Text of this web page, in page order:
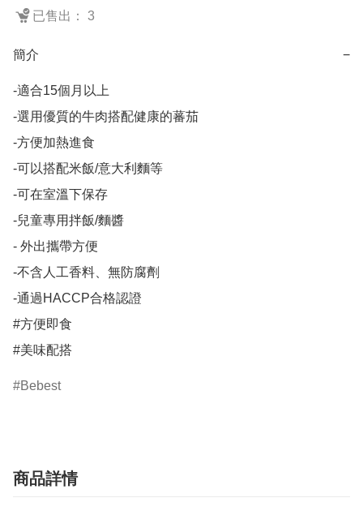
已售出： 3
簡介 −
-適合15個月以上
-選用優質的牛肉搭配健康的蕃茄
-方便加熱進食
-可以搭配米飯/意大利麵等
-可在室溫下保存
-兒童專用拌飯/麵醬
- 外出攜帶方便
-不含人工香料、無防腐劑
-通過HACCP合格認證
#方便即食
#美味配搭
Bebest
商品詳情